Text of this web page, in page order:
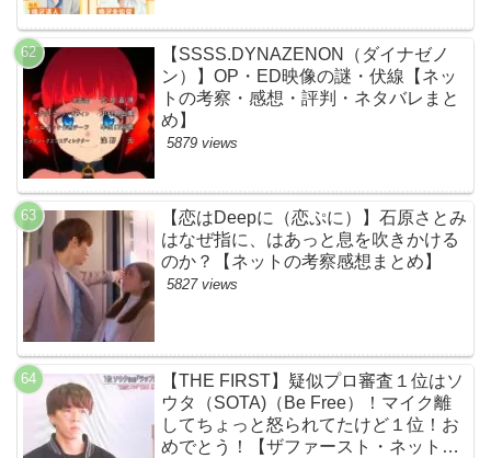
【SSSS.DYNAZENON（ダイナゼノ
ン）】OP・ED映像の謎・伏線【ネッ
トの考察・感想・評判・ネタバレまと
め】
5879 views
【恋はDeepに（恋ぷに）】石原さとみ
はなぜ指に、はあっと息を吹きかける
のか？【ネットの考察感想まとめ】
5827 views
【THE FIRST】疑似プロ審査１位はソ
ウタ（SOTA)（Be Free）！マイク離
してちょっと怒られてたけど１位！お
めでとう！【ザファースト・ネットの